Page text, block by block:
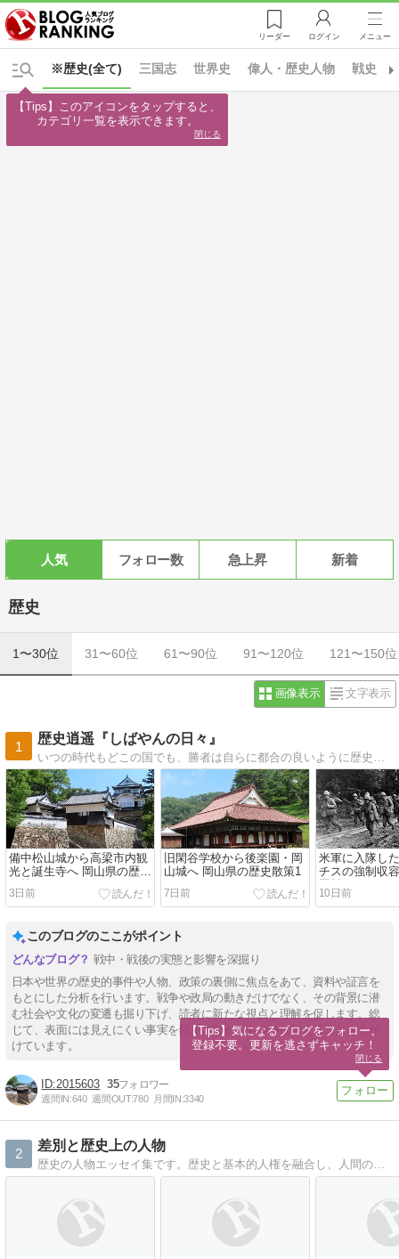
リーダー ログイン メニュー
※歴史(全て) 三国志 世界史 偉人・歴史人物 戦史
人気 フォロー数 急上昇 新着
歴史
1〜30位 31〜60位 61〜90位 91〜120位 121〜150位
画像表示 文字表示
1
歴史逍遥『しばやんの日々』
備中松山城から高梁市内観
光と誕生寺へ 岡山県の歴史
散策2
3日前
旧閑谷学校から後楽園・岡
山城へ 岡山県の歴史散策1
7日前
米軍に入隊し
チスの強制収
貢献した
10日前
このブログのここがポイント
戦中・戦後の実態と影響を深掘り
日本や世界の歴史的事件や人物、政策の裏側に焦点をあて、資料や証言を
もとにした分析を行います。戦争や政局の動きだけでなく、その背景に潜
む社会や文化の変遷も掘り下げ、読者に新たな視点と理解を促します。総
じて、表面には見えにくい事実を鋭く、ながらも冷静に伝えることを心が
けています。
2015603 35
週間IN:640 週間OUT:780 月間IN:3340
2
差別と歴史上の人物
歴史の人物エッセイ集です。歴史と基本的人権を融合し、人間の生き方の指針を探していきます。
【Tips】このアイコンをタップすると、
カテゴリ一覧を表示できます。
閉じる
【Tips】気になるブログをフォロー。
登録不要。更新を逃さずキャッチ！
閉じる